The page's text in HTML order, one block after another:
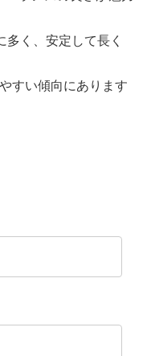
く、安定して長く
すい傾向にあります